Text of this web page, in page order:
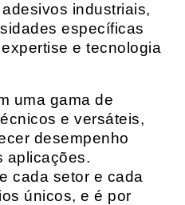
industriais,
específicas
e tecnologia
uma gama de
e versáteis,
desempenho
aplicações.
cada setor e cada
únicos, e é por